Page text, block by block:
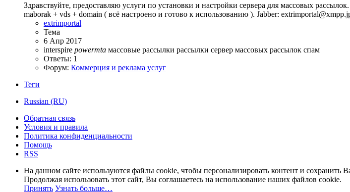
Здравствуйте, предоставляю услуги по установки и настройки сервера для массовых
maborak + vds + domain ( всё настроено и готово к использованию ). Jabber:
extrimportal
Тема
6 Апр 2017
interspire powermta массовые рассылки рассылки сервер массовых рассылок спам
Ответы: 1
Форум: Коммерция и реклама услуг
Теги
Russian (RU)
Обратная связь
Условия и правила
Политика конфиденциальности
Помощь
RSS
На данном сайте используются файлы cookie, чтобы персонализировать контент и сохранить
Продолжая использовать этот сайт, Вы соглашаетесь на использование наших файлов cookie.
Принять Узнать больше…